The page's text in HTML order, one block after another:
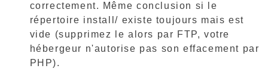
correctement. Même conclusion si le
répertoire install/ existe toujours mais est
vide (supprimez le alors par FTP, votre
hébergeur n'autorise pas son effacement par
PHP).